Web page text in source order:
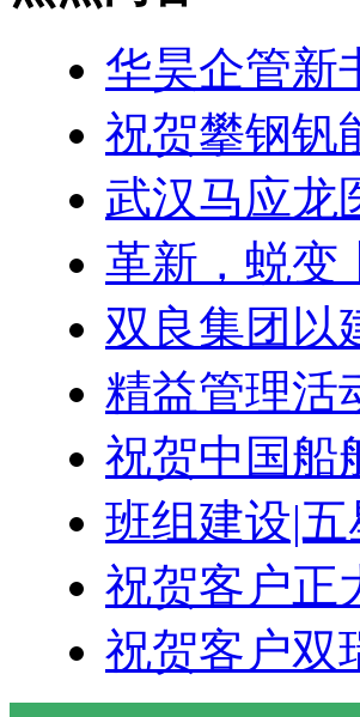
华昊企管
祝贺攀钢钒
武汉马应龙
革新，蜕变
双良集团以
精益管理活
祝贺中国船
班组建设|
祝贺客户正
祝贺客户双